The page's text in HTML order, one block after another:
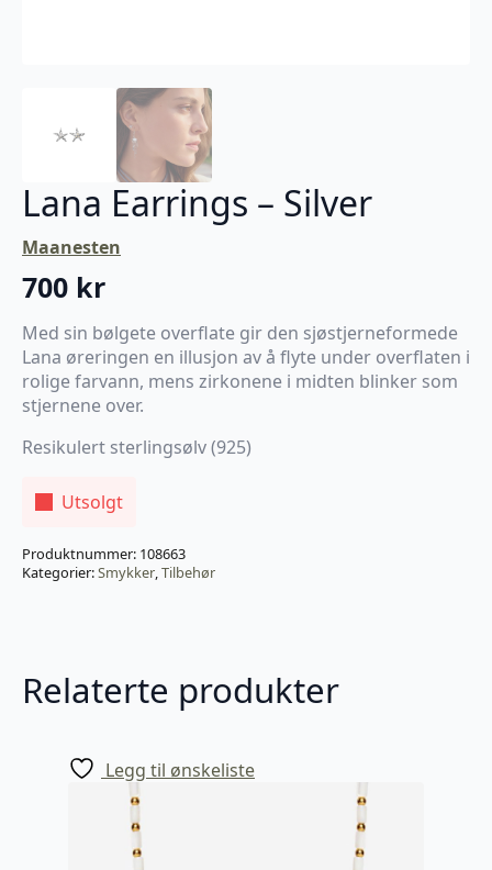
Lana Earrings – Silver
Maanesten
700 kr
Med sin bølgete overflate gir den sjøstjerneformede
Lana øreringen en illusjon av å flyte under overflaten i
rolige farvann, mens zirkonene i midten blinker som
stjernene over.
Resikulert sterlingsølv (925)
Utsolgt
Produktnummer: 108663
Kategorier:Smykker,Tilbehør
Relaterte produkter
Legg til ønskeliste